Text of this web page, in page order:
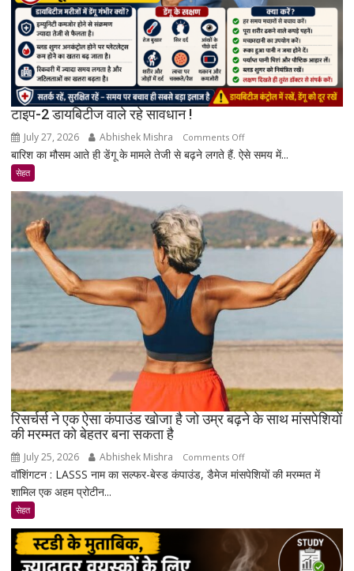
की
पूरी
सच्चाई
टाइप-2 डायबिटीज वाले रहे सावधान !
July 27, 2026 Abhishek Mishra Comments Offon
टाइप-2
वाले
सावधान
!
बारिश का मौसम आते ही डेंगू के मामले तेजी से बढ़ने लगते हैं. ऐसे समय में...
सेहत
रिसर्चर्स ने एक ऐसा कंपाउंड खोजा है जो उम्र बढ़ने के साथ मांसपेशियों
की मरम्मत को बेहतर बना सकता है
July 25, 2026 Abhishek Mishra Comments Offon
रिसर्चर्स
ऐसा
कंपाउंड
खोजा
वॉशिंगटन : LASSS नाम का सल्फर-बेस्ड कंपाउंड, डैमेज मांसपेशियों की मरम्मत में
शामिल एक अहम प्रोटीन...
सेहत